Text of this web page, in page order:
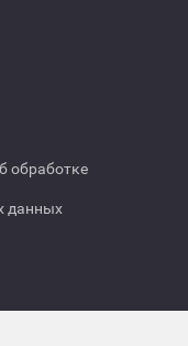
обработке
данных